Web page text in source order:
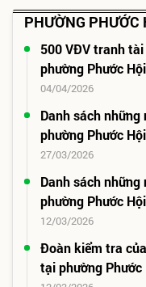
PHƯỜNG PHƯỚC
500 VĐV tranh
phường Phước Hội
04/04/2026
Danh sách
phường Phước
27/03/2026
Danh sách
phường Phước
12/03/2026
Đoàn kiểm tra
tại phường Phước